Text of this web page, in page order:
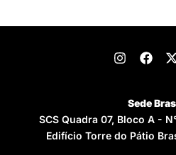
Sede
SCS Quadra 07, Bloco A -
Edifício Torre do Pátio